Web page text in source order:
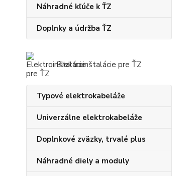
Náhradné kľúče k ŤZ
Doplnky a údržba ŤZ
Elektroinštalácie pre ŤZ
Typové elektrokabeláže
Univerzálne elektrokabeláže
Doplnkové zväzky, trvalé plus
Náhradné diely a moduly